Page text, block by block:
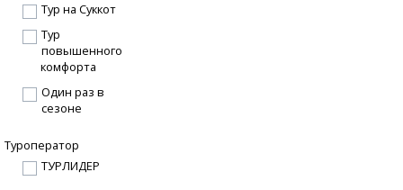
Тур на Суккот
Тур
повышенного
комфорта
Один раз в
сезоне
Туроператор
ТУРЛИДЕР